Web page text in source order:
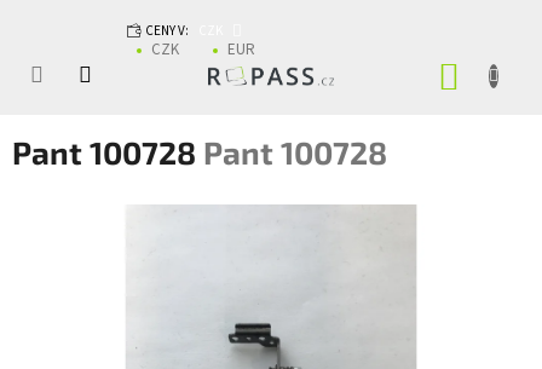
CENY V:
CZK EUR
Pant 100728 Pant 100728